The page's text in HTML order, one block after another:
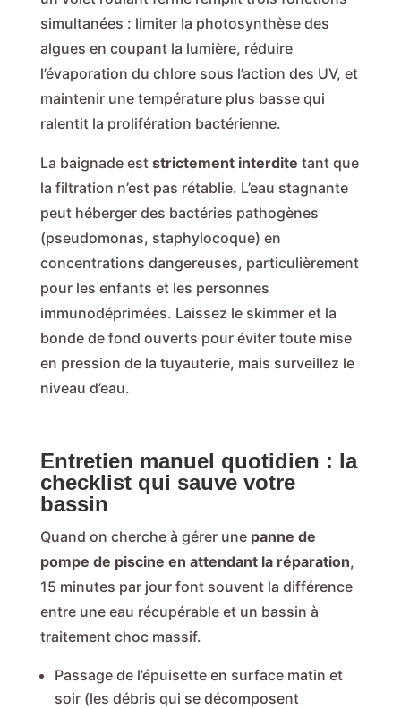
simultanées : limiter la photosynthèse des
algues en coupant la lumière, réduire
l’évaporation du chlore sous l’action des UV, et
maintenir une température plus basse qui
ralentit la prolifération bactérienne.
La baignade est strictement interdite tant que
la filtration n’est pas rétablie. L’eau stagnante
peut héberger des bactéries pathogènes
(pseudomonas, staphylocoque) en
concentrations dangereuses, particulièrement
pour les enfants et les personnes
immunodéprimées. Laissez le skimmer et la
bonde de fond ouverts pour éviter toute mise
en pression de la tuyauterie, mais surveillez le
niveau d’eau.
Entretien manuel quotidien : la
checklist qui sauve votre
bassin
Quand on cherche à gérer une panne de
pompe de piscine en attendant la réparation,
15 minutes par jour font souvent la différence
entre une eau récupérable et un bassin à
traitement choc massif.
Passage de l’épuisette en surface matin et
soir (les débris qui se décomposent